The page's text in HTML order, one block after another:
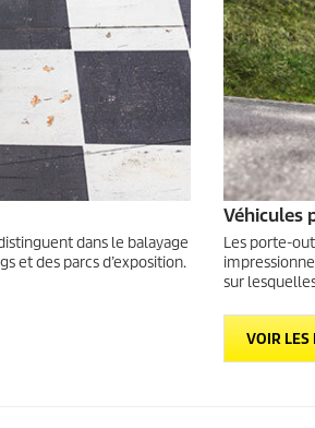
dans le balayage
et des parcs d’exposition.
Véhicules
Les porte-
sur
VOIR LES